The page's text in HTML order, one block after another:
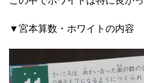
▼宮本算数・ホワイトの内容